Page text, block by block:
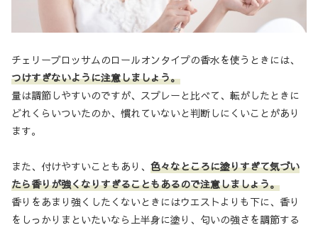
チェリーブロッサムのロールオンタイプの香水を使うときには、
つけすぎないように注意しましょう。
量は調節しやすいのですが、スプレーと比べて、転がしたときに
どれくらいついたのか、慣れていないと判断しにくいことがあり
ます。
また、付けやすいこともあり、 色々なところに塗りすぎて気づい
たら香りが強くなりすぎることもあるので注意しましょう。
香りをあまり強くしたくないときにはウエストよりも下に、香り
をしっかりまといたいなら上半身に塗り、匂いの強さを調節する